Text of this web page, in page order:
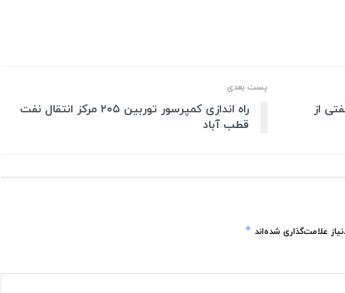
از
پست بعدی
راه اندازی کمپرسور توربین ۲۰۵ مرکز انتقال نفت
قطب آباد
علامت‌گذاری شده‌اند *